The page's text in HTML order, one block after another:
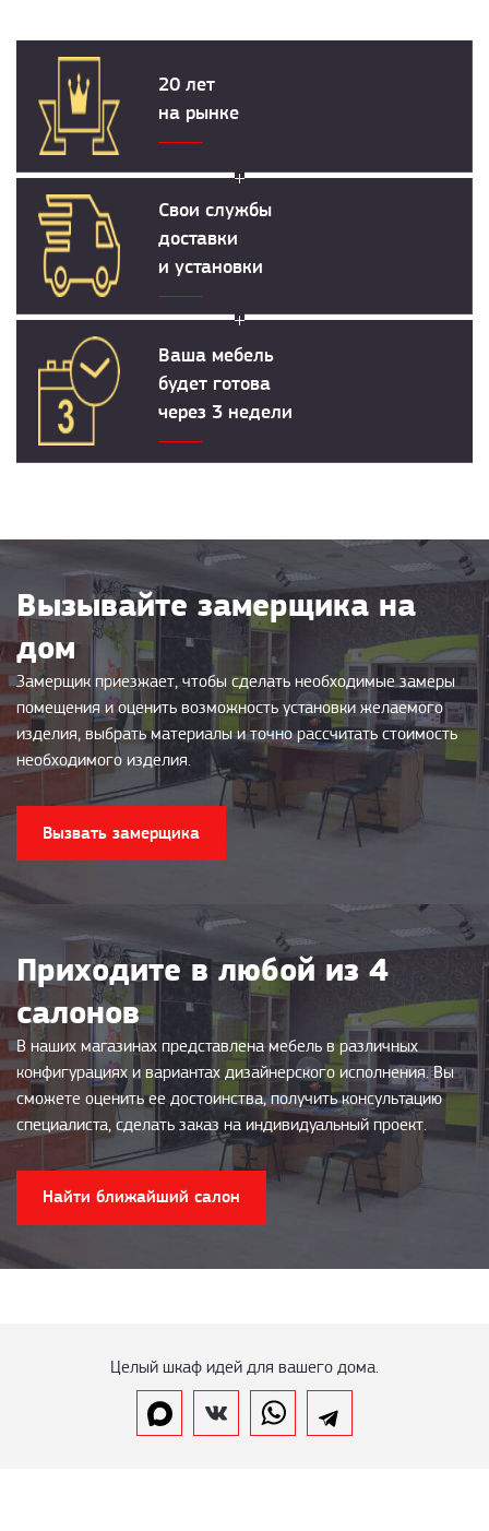
20 лет
на рынке
Свои службы
доставки
и установки
Ваша мебель
будет готова
через 3 недели
Вызывайте замерщика на
дом
Замерщик приезжает, чтобы сделать необходимые замеры
помещения и оценить возможность установки желаемого
изделия, выбрать материалы и точно рассчитать стоимость
необходимого изделия.
Вызвать замерщика
Приходите в любой из 4
салонов
В наших магазинах представлена мебель в различных
конфигурациях и вариантах дизайнерского исполнения. Вы
сможете оценить ее достоинства, получить консультацию
специалиста, сделать заказ на индивидуальный проект.
Найти ближайший салон
Целый шкаф идей для вашего дома.